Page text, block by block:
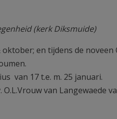
(kerk Diksmuide)
en tijdens de noveen
van 17 t.e. m. 25 januari.
van Langewaede